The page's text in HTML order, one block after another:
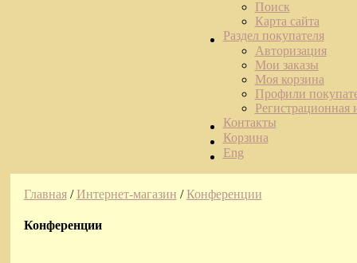
Поиск
Карта сайта
Раздел покупателя
Авторизация
Мои заказы
Моя корзина
Профили
Регистрационная
Контакты
Корзина
Eng
Главная/Интернет-магазин /Конференции
Конференции